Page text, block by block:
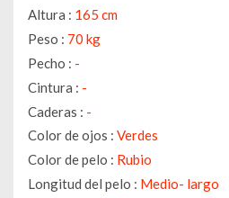
Altura : 165 cm
Peso : 70 kg
Pecho : -
Cintura : -
Caderas : -
Color de ojos : Verdes
Color de pelo : Rubio
Longitud del pelo : Medio- largo